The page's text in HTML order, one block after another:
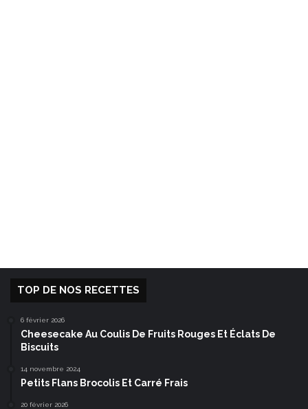
TOP DE NOS RECETTES
6 février 2026
Cheesecake Au Coulis De Fruits Rouges Et Éclats De
Biscuits
14 novembre 2024
Petits Flans Brocolis Et Carré Frais
20 février 2026